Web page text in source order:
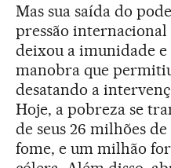
Mas sua saída do
pressão internacional
deixou a imunidade e
manobra que
desatando a
Hoje, a pobreza se
de seus 26 milhões
fome, e um milhão